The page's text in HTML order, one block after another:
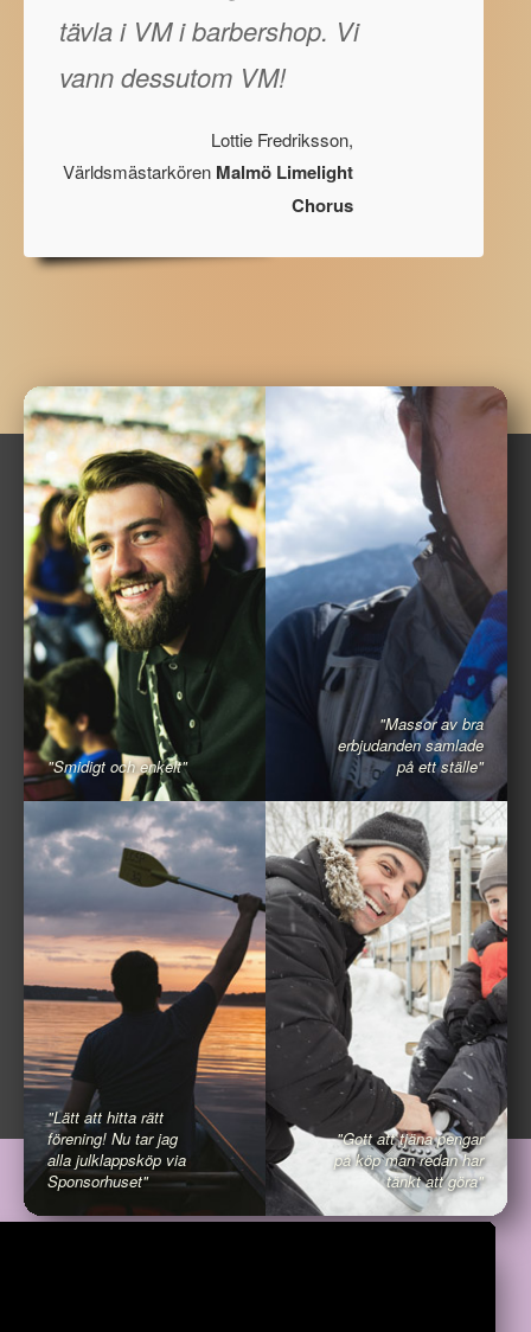
tävla i VM i barbershop. Vi
vann dessutom VM!
Lottie Fredriksson,
Världsmästarkören Malmö Limelight
Chorus
"Smidigt och enkelt"
"Massor av bra
erbjudanden samlade
på ett ställe"
"Lätt att hitta rätt
förening! Nu tar jag
alla julklappsköp via
Sponsorhuset"
"Gott att tjäna pengar
på köp man redan har
tänkt att göra"